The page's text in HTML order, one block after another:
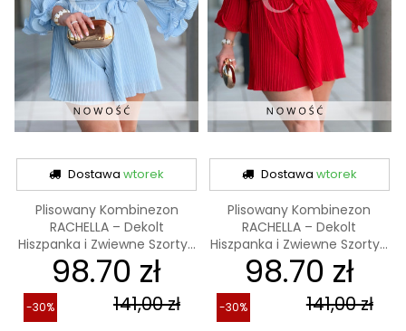
Dostawawtorek
Plisowany Kombinezon
RACHELLA – Dekolt
Hiszpanka i Zwiewne Szorty...
98.70 zł
141,00 zł
-30%
Dostawa wtorek
Plisowany Kombinezon
RACHELLA – Dekolt
Hiszpanka i Zwiewne Szorty...
98.70 zł
141,00 zł
-30%